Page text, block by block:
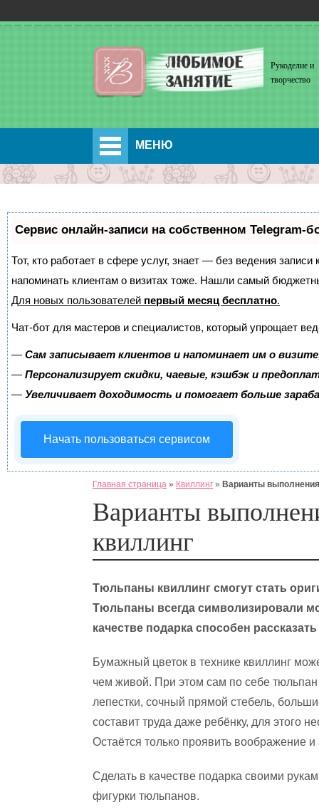
Рукоделие и
творчество
МЕНЮ
Сервис онлайн-записи на собственном Telegram-
Тот, кто работает в сфере услуг, знает — без ведения
напоминать клиентам о визитах тоже. Нашли самый
Для новых пользователей первый месяц бесплатно.
Чат-бот для мастеров и специалистов, который упрощает
— Сам записывает клиентов и напоминает им о
— Персонализирует скидки, чаевые, кэшбэк и
— Увеличивает доходимость и помогает больше
Начать пользоваться сервисом
Главная страница » Квиллинг » Варианты
Варианты
квиллинг
Тюльпаны квиллинг смогут стать
Тюльпаны всегда символизировали
качестве подарка способен
Бумажный цветок в технике квиллинг
чем живой. При этом сам по себе
лепестки, сочный прямой стебель,
составит труда даже ребёнку, для этого
Остаётся только проявить воображение и
Сделать в качестве подарка своими
фигурки тюльпанов.